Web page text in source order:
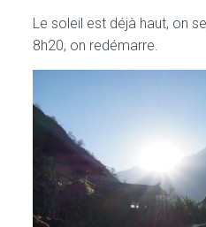
Le soleil est déjà haut, on
8h20, on redémarre.